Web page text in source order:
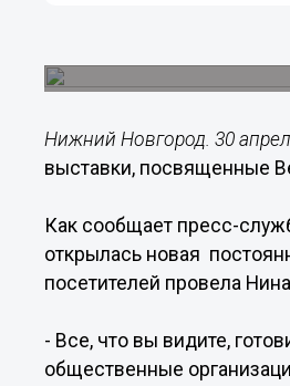
Нижний Новгород. 30
выставки, посвященные
Как сообщает пресс-
открылась новая
посетителей провела
- Все, что вы видите,
общественные